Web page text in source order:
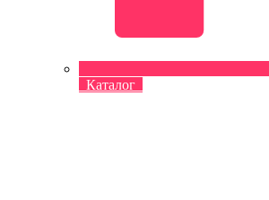
Каталог